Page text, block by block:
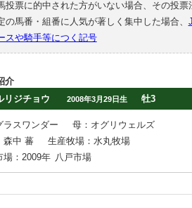
投票に的中された方がいない場合、その投
の馬番・組番に人気が著しく集中した場合、
スや騎手等につく記号
介
リジチョウ
2008年3月29日生 牡3
ラスワンダー
母：オグリウェルズ
森中 蕃
生産牧場：水丸牧場
場：2009年 八戸市場